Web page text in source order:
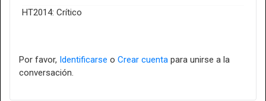
HT2014: Crítico
Por favor, Identificarse o Crear cuenta para unirse a la
conversación.